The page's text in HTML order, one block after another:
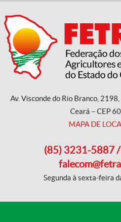
Av. Visconde do Rio Branco,
Ceará – CEP
MAPA DE
(85) 3231-5887 /
Segunda à sexta-feira